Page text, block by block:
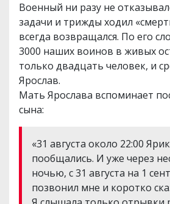
Военный ни разу не
задачи и трижды ходил
всегда возвращался. По его
3000 наших воинов в живых
только двадцать человек, и
Ярослав.
Мать Ярослава вспоминает
сына:
«31 августа около 22:00
пообщались. И уже через
ночью, с 31 августа на 1
позвонил мне и коротко